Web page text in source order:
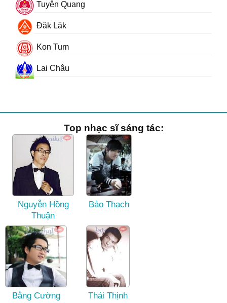
Tuyên Quang
Đăk Lăk
Kon Tum
Lai Châu
Top nhạc sĩ sáng tác:
Nguyễn Hồng
Thuận
Bảo Thạch
Bằng Cường Thái Thịnh